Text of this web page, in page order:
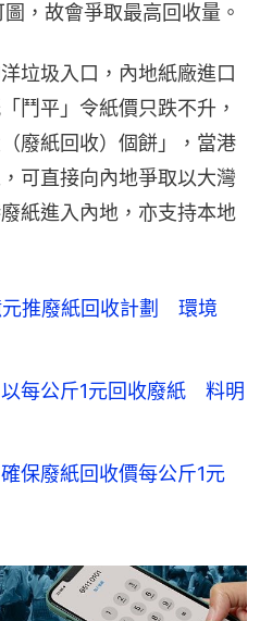
，故會爭取最高回收量。
垃圾入口，內地紙廠進口
鬥平」令紙價只跌不升，
廢紙回收）個餅」，當港
可直接向內地爭取以大灣
紙進入內地，亦支持本地
元推廢紙回收計劃 環境
每公斤1元回收廢紙 料明
保廢紙回收價每公斤1元